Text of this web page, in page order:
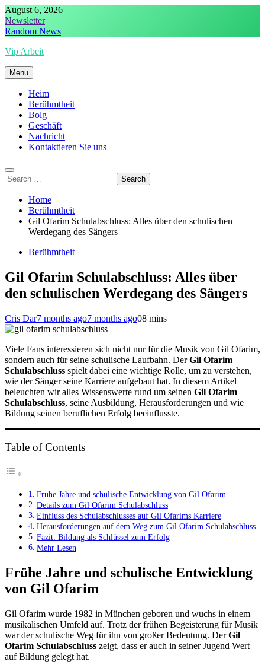
Skip
to
content
August 6, 2026
Newsletter
Random News
Vip Arbeit
Menu
Heim
Berühmtheit
Bolg
Geschäft
Nachricht
Kontaktieren Sie uns
Search
for:
Home
Berühmtheit
Gil Ofarim Schulabschluss: Alles über den schulischen
Werdegang des Sängers
Berühmtheit
Gil Ofarim Schulabschluss: Alles über
den schulischen Werdegang des Sängers
Cris Dar7 months ago7 months ago08 mins
Viele Fans interessieren sich nicht nur für die Musik von Gil Ofarim,
sondern auch für seine schulische Laufbahn. DerGil Ofarim
Schulabschluss spielt dabei eine wichtige Rolle, um zu verstehen,
wie der Sänger seine Karriere aufgebaut hat. In diesem Artikel
beleuchten wir alles Wissenswerte rund um seinen Gil Ofarim
Schulabschluss, seine Ausbildung, Herausforderungen und wie
Bildung seinen beruflichen Erfolg beeinflusste.
Table of Contents
Frühe Jahre und schulische Entwicklung von Gil Ofarim
Details zum Gil Ofarim Schulabschluss
Einfluss des Schulabschlusses auf Gil Ofarims Karriere
Herausforderungen auf dem Weg zum Gil Ofarim Schulabschluss
Fazit: Bildung als Schlüssel zum Erfolg
Mehr Lesen
Frühe Jahre und schulische Entwicklung
von Gil Ofarim
Gil Ofarim wurde 1982 in München geboren und wuchs in einem
musikalischen Umfeld auf. Trotz der frühen Begeisterung für Musik
war der schulische Weg für ihn von großer Bedeutung. DerGil
Ofarim Schulabschluss zeigt, dass er auch in seiner Jugend Wert
auf Bildung gelegt hat.